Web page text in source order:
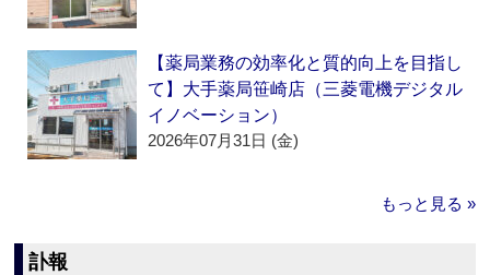
【薬局業務の効率化と質的向上を目指し
て】大手薬局笹崎店（三菱電機デジタル
イノベーション）
2026年07月31日 (金)
もっと見る »
訃報